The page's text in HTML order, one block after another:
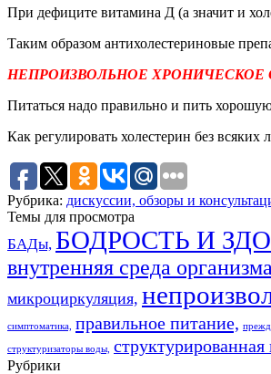
При дефиците витамина Д (а значит и
Таким образом антихолестериновые
НЕПРОИЗВОЛЬНОЕ ХРОНИЧЕСКОЕ
Питаться надо правильно и пить
Как регулировать холестерин без
Рубрика: дискуссии, обзоры и
Темы для просмотра
БАДы, БОДРОСТЬ И
внутренняя среда
микроциркуляция,
симптоматика, правильное питание,
структуризаторы воды, структурированная
Рубрики